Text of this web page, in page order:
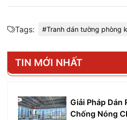
Tags: #Tranh dán tường phòng
TIN MỚI NHẤT
Giải Pháp Dán
Chống Nóng